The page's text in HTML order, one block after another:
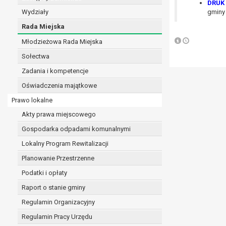
Wydziały
Rada Miejska
Młodzieżowa Rada Miejska
Sołectwa
Zadania i kompetencje
Oświadczenia majątkowe
Prawo lokalne
Akty prawa miejscowego
Gospodarka odpadami komunalnymi
Lokalny Program Rewitalizacji
Planowanie Przestrzenne
Podatki i opłaty
Raport o stanie gminy
Regulamin Organizacyjny
Regulamin Pracy Urzędu
gminy
realizacji zadań wynikających z przepisów
szeregu ustaw kompetencyjnych
zawarcia i realizacji umów;
ochrony żywotnych interesów osoby, której
w pozostałych przypadkach dane osobowe
W związku z przetwarzaniem danych w celu
osobowych. Odbiorcami mogą być:
Pani/Pana dane osobowe będą przetwarzane przez
przepisy prawa powszechnie obowiązującego.
W przypadku, gdy dane osobowe przetwarzane są na
W przypadku, gdy dane osobowe przetwarzane są w
czasie w zakresie wymaganym przez przepisy prawa
rozliczeniu umowy, do czasu wycofania tej zgody.
Ponadto w przypadku umów o dofinansowanie dane
beneficjentem a określoną instytucją, trwałości
W związku z przetwarzaniem przez administratora
prawo dostępu do treści danych oraz